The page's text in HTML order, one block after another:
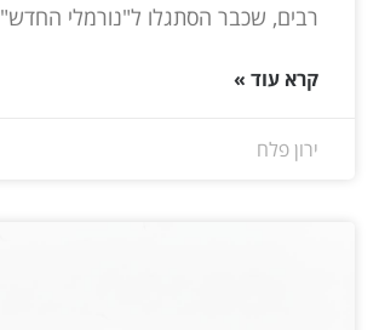
רבים, שכבר הסתגלו ל"נורמלי החדש"
קרא עוד »
ירון פלח